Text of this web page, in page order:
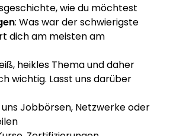
wie du möchtest
: Was war der schwierigste
dich am meisten am
heikles Thema und daher
wichtig. Lasst uns darüber
uns Jobbörsen, Netzwerke oder